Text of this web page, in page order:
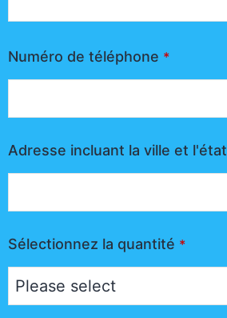
Numéro de téléphone *
Adresse incluant la ville et l'état
Sélectionnez la quantité *